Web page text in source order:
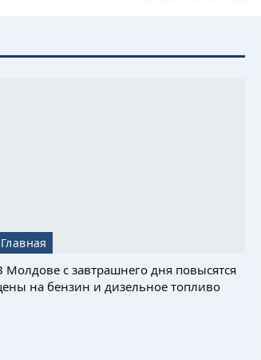
Главная
Молдове с завтрашнего дня повысятся
на бензин и дизельное топливо